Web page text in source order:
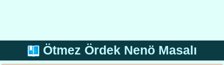
Ötmez Ördek Nenö Masalı